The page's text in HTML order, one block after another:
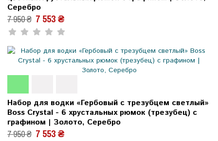
Серебро
7 950 ₴ 7 553 ₴
Набор для водки «Гербовый с трезубцем светлый»
Boss Crystal - 6 хрустальных рюмок (трезубец) с
графином | Золото, Серебро
7 950 ₴ 7 553 ₴